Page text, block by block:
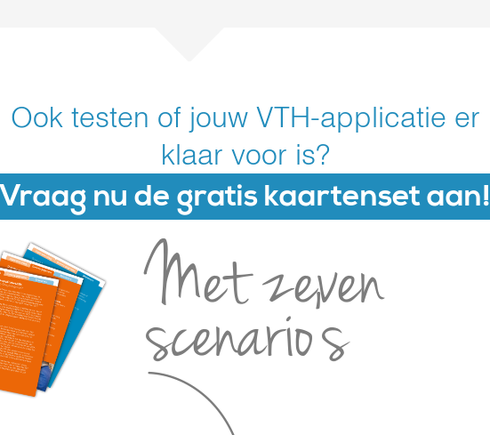
Ook testen of jouw VTH-applicatie er
klaar voor is?
Vraag nu de gratis kaartenset aan!
Met zeven
scenario's